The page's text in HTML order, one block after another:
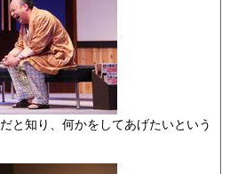
と知り、何かをしてあげたいという